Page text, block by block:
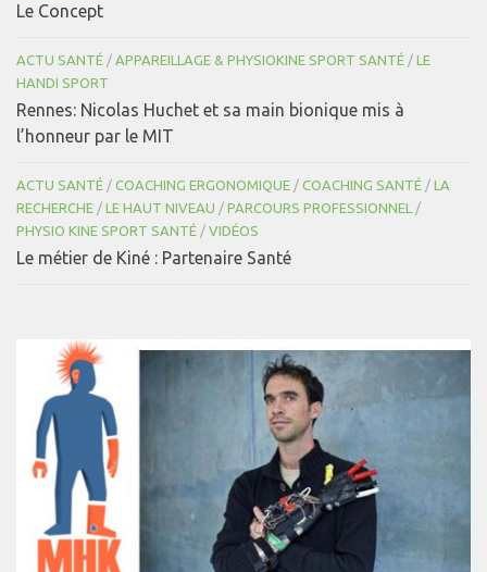
Le Concept
ACTU SANTÉ / APPAREILLAGE & PHYSIOKINE SPORT SANTÉ / LE
HANDI SPORT
Rennes: Nicolas Huchet et sa main bionique mis à
l’honneur par le MIT
ACTU SANTÉ / COACHING ERGONOMIQUE / COACHING SANTÉ / LA
RECHERCHE / LE HAUT NIVEAU / PARCOURS PROFESSIONNEL /
PHYSIO KINE SPORT SANTÉ / VIDÉOS
Le métier de Kiné : Partenaire Santé